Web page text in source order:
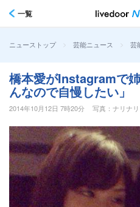
一覧
ニューストップ > 芸能ニュース > 芸
橋本愛がInstagramで
んなので自慢したい」
2014年10月12日 7時20分
写真：ナリナ